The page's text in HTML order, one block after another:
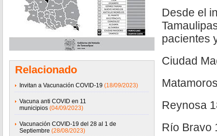
Relacionado
Invitan a Vacunación COVID-19 (18/09/2023)
Vacuna anti COVID en 11
municipios (04/09/2023)
Vacunación COVID-19 del 28 al 1 de
Septiembre (28/08/2023)
Desde el
pacientes
Ciudad
Reynosa
Río Bravo